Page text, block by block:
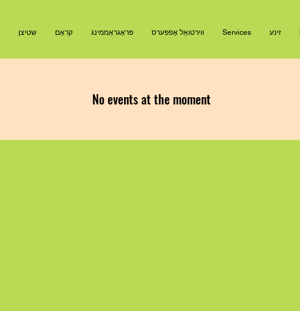
שטיצן קראָם פּראָגראַממינג ווירטואַל אָפפערס Services זינע
No events at the moment